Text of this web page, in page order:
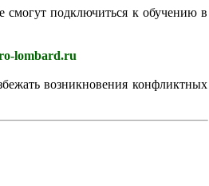
подключиться к обучению в
lombard.ru
возникновения конфликтных